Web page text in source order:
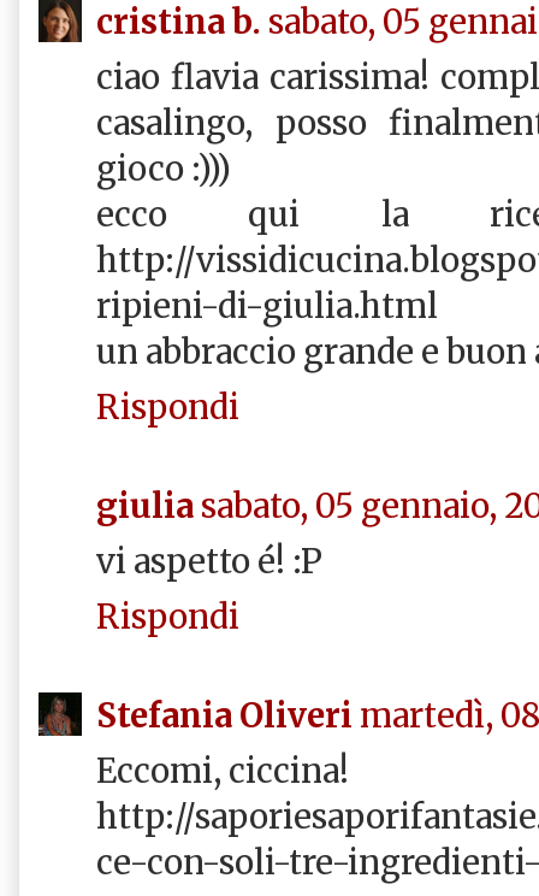
cristina b. sabato, 05
ciao flavia carissima!
casalingo, posso
gioco :)))
ecco qui la
http://
ripieni-di-giulia.html
un abbraccio grande e buon
Rispondi
giulia sabato, 05 gennaio,
vi aspetto é! :P
Rispondi
Stefania Oliveri martedì,
Eccomi, ciccina!
http://
ce-con-soli-tre-